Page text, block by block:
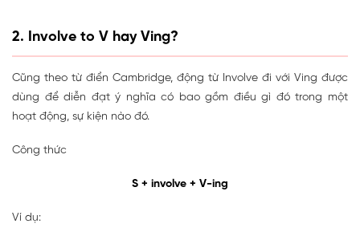
2. Involve to V hay Ving?
Cũng theo từ điển Cambridge, động từ Involve đi với Ving được
dùng để diễn đạt ý nghĩa có bao gồm điều gì đó trong một
hoạt động, sự kiện nào đó.
Công thức
S + involve + V-ing
Ví dụ: